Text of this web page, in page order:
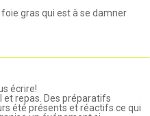
gras qui est à se damner
écrire!
et repas. Des préparatifs
été présents et réactifs ce qui